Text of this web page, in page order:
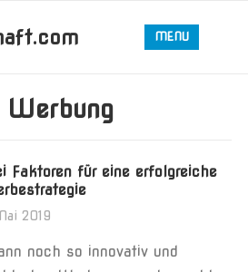
MENU
Werbung
Faktoren für eine erfolgreiche
2019
noch so innovativ und